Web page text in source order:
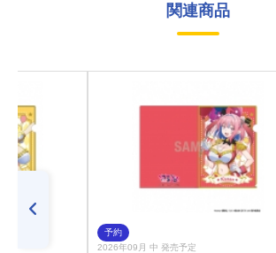
関連商品
予約
2026年09月 中 発売予定